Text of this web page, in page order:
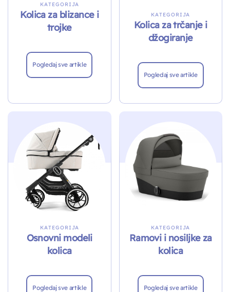
KATEGORIJA
Kolica za blizance i
trojke
Pogledaj sve artikle
KATEGORIJA
Kolica za trčanje i
džogiranje
Pogledaj sve artikle
KATEGORIJA
Osnovni modeli
kolica
Pogledaj sve artikle
KATEGORIJA
Ramovi i nosiljke za
kolica
Pogledaj sve artikle